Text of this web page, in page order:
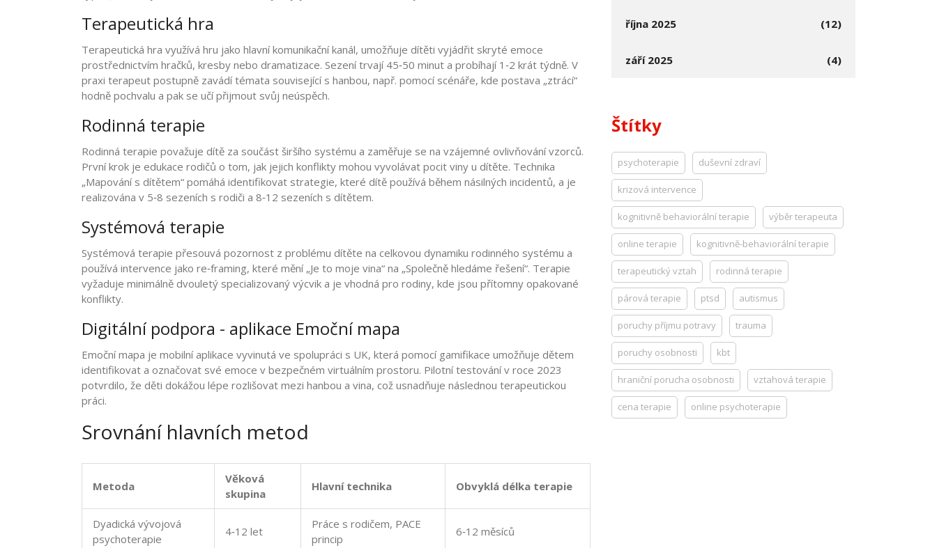
Terapeutická hra
Terapeutická hra využívá hru jako hlavní komunikační kanál, umožňuje dítěti vyjádřit skryté emoce
prostřednictvím hračků, kresby nebo dramatizace. Sezení trvají 45‑50 minut a probíhají 1‑2 krát týdně. V
praxi terapeut postupně zavádí témata související s hanbou, např. pomocí scénáře, kde postava „ztrácí“
hodně pochvalu a pak se učí přijmout svůj neúspěch.
Rodinná terapie
Rodinná terapie považuje dítě za součást širšího systému a zaměřuje se na vzájemné ovlivňování vzorců.
První krok je edukace rodičů o tom, jak jejich konflikty mohou vyvolávat pocit viny u dítěte. Technika
„Mapování s dítětem“ pomáhá identifikovat strategie, které dítě používá během násilných incidentů, a je
realizována v 5‑8 sezeních s rodiči a 8‑12 sezeních s dítětem.
Systémová terapie
Systémová terapie přesouvá pozornost z problému dítěte na celkovou dynamiku rodinného systému a
používá intervence jako re‑framing, které mění „Je to moje vina“ na „Společně hledáme řešení“. Terapie
vyžaduje minimálně dvouletý specializovaný výcvik a je vhodná pro rodiny, kde jsou přítomny opakované
konflikty.
Digitální podpora - aplikace Emoční mapa
Emoční mapa je mobilní aplikace vyvinutá ve spolupráci s UK, která pomocí gamifikace umožňuje dětem
identifikovat a označovat své emoce v bezpečném virtuálním prostoru. Pilotní testování v roce 2023
potvrdilo, že děti dokážou lépe rozlišovat mezi hanbou a vina, což usnadňuje následnou terapeutickou
práci.
Srovnání hlavních metod
Metoda
Věková
skupina
Hlavní technika Obvyklá délka terapie
Dyadická vývojová
psychoterapie
4‑12 let
Práce s rodičem, PACE
princip
6‑12 měsíců
října 2025 (12)
září 2025 (4)
Štítky
psychoterapie duševní zdraví
krizová intervence
kognitivně behaviorální terapie výběr terapeuta
online terapie kognitivně-behaviorální terapie
terapeutický vztah rodinná terapie
párová terapie ptsd autismus
poruchy příjmu potravy trauma
poruchy osobnosti kbt
hraniční porucha osobnosti vztahová terapie
cena terapie online psychoterapie